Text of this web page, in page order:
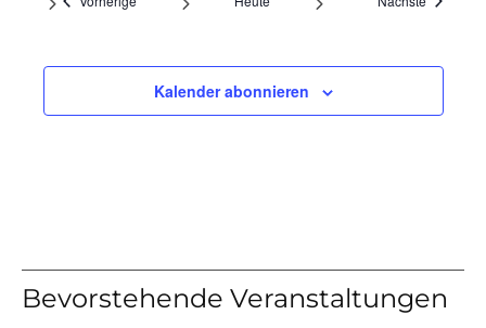
Kalender abonnieren
Bevorstehende Veranstaltungen